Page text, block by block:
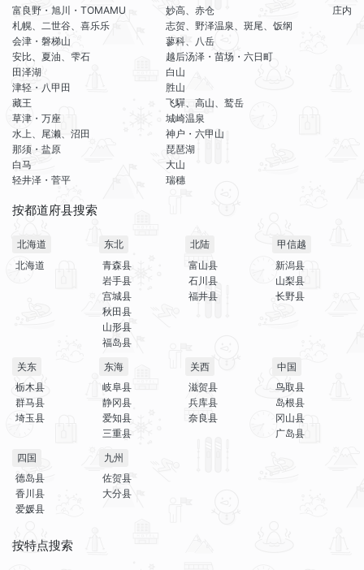
富良野・旭川・TOMAMU
札幌、二世谷、喜乐乐
会津・磐梯山
安比、夏油、雫石
田泽湖
津轻・八甲田
藏王
草津・万座
水上、尾濑、沼田
那须・盐原
白马
轻井泽・菅平
妙高、赤仓
志贺、野泽温泉、斑尾、饭纲
蓼科、八岳
越后汤泽・苗场・六日町
白山
胜山
飞驒、高山、鹫岳
城崎温泉
神户・六甲山
琵琶湖
大山
瑞穗
庄内
按都道府县搜索
北海道
北海道
东北
青森县
岩手县
宫城县
秋田县
山形县
福岛县
北陆
富山县
石川县
福井县
甲信越
新潟县
山梨县
长野县
关东
栃木县
群马县
埼玉县
东海
岐阜县
静冈县
爱知县
三重县
关西
滋贺县
兵库县
奈良县
中国
鸟取县
岛根县
冈山县
广岛县
四国
德岛县
香川县
爱媛县
九州
佐贺县
大分县
按特点搜索